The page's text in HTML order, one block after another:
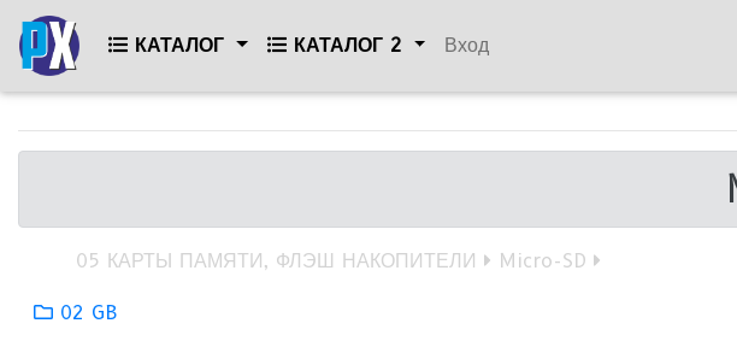
КАТАЛОГ КАТАЛОГ 2 Вход
05 КАРТЫ ПАМЯТИ, ФЛЭШ НАКОПИТЕЛИ Micro-SD
02 GB